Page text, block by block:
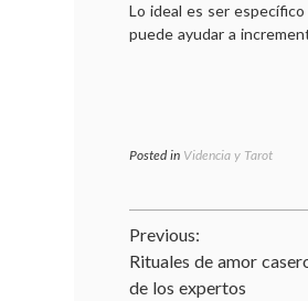
Lo ideal es ser
puede ayudar a
Posted in Videncia y Tarot
Navegación
de
Previous:
Rituales de amor
de los expertos